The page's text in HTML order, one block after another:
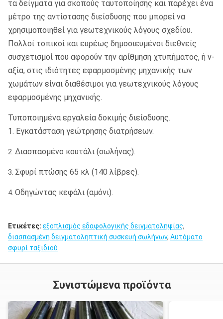
τα δείγματα για σκοπούς ταυτοποίησης και παρέχει ένα
μέτρο της αντίστασης διείσδυσης που μπορεί να
χρησιμοποιηθεί για γεωτεχνικούς λόγους σχεδίου.
Πολλοί τοπικοί και ευρέως δημοσιευμένοι διεθνείς
συσχετισμοί που αφορούν την αρίθμηση χτυπήματος, ή ν-
αξία, στις ιδιότητες εφαρμοσμένης μηχανικής των
χωμάτων είναι διαθέσιμοι για γεωτεχνικούς λόγους
εφαρμοσμένης μηχανικής.
Τυποποιημένα εργαλεία δοκιμής διείσδυσης.
1. Εγκατάσταση γεώτρησης διατρήσεων.
2. Διασπασμένο κουτάλι (σωλήνας).
3. Σφυρί πτώσης 65 κλ (140 λίβρες).
4. Οδηγώντας κεφάλι (αμόνι).
Ετικέτες: εξοπλισμός εδαφολογικής δειγματοληψίας,
διασπασμένη δειγματοληπτική συσκευή σωλήνων, Αυτόματο
σφυρί ταξιδιού
Συνιστώμενα προϊόντα